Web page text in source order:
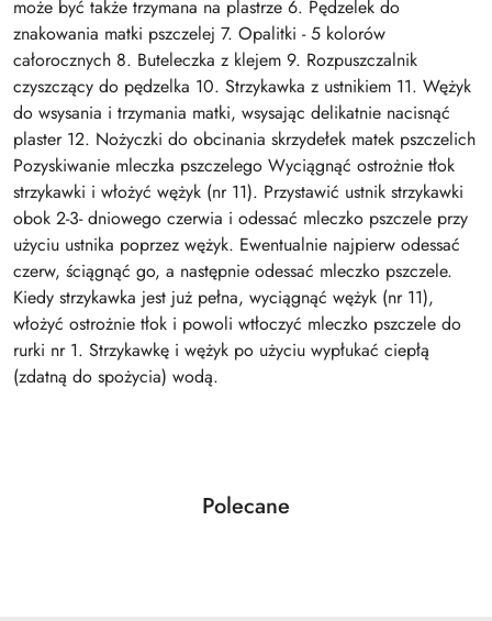
może być także trzymana na plastrze 6. Pędzelek do
znakowania matki pszczelej 7. Opalitki - 5 kolorów
całorocznych 8. Buteleczka z klejem 9. Rozpuszczalnik
czyszczący do pędzelka 10. Strzykawka z ustnikiem 11. Wężyk
do wsysania i trzymania matki, wsysając delikatnie nacisnąć
plaster 12. Nożyczki do obcinania skrzydełek matek pszczelich
Pozyskiwanie mleczka pszczelego Wyciągnąć ostrożnie tłok
strzykawki i włożyć wężyk (nr 11). Przystawić ustnik strzykawki
obok 2-3- dniowego czerwia i odessać mleczko pszczele przy
użyciu ustnika poprzez wężyk. Ewentualnie najpierw odessać
czerw, ściągnąć go, a następnie odessać mleczko pszczele.
Kiedy strzykawka jest już pełna, wyciągnąć wężyk (nr 11),
włożyć ostrożnie tłok i powoli wtłoczyć mleczko pszczele do
rurki nr 1. Strzykawkę i wężyk po użyciu wypłukać ciepłą
(zdatną do spożycia) wodą.
Pomiń karuzelę produktów
Produkty
Polecane